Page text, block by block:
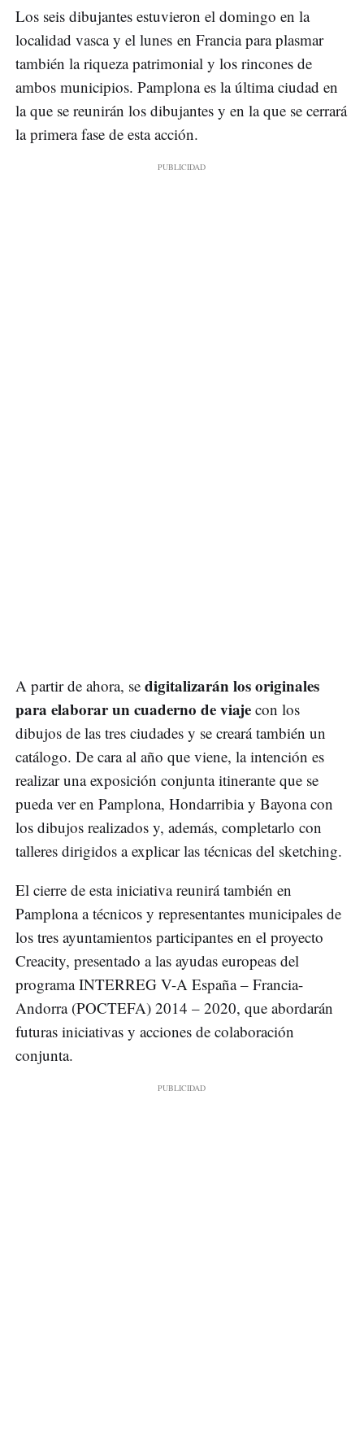
Los seis dibujantes estuvieron el domingo en la
localidad vasca y el lunes en Francia para plasmar
también la riqueza patrimonial y los rincones de
ambos municipios. Pamplona es la última ciudad en
la que se reunirán los dibujantes y en la que se cerrará
la primera fase de esta acción.
A partir de ahora, se digitalizarán los originales
para elaborar un cuaderno de viaje con los
dibujos de las tres ciudades y se creará también un
catálogo. De cara al año que viene, la intención es
realizar una exposición conjunta itinerante que se
pueda ver en Pamplona, Hondarribia y Bayona con
los dibujos realizados y, además, completarlo con
talleres dirigidos a explicar las técnicas del sketching.
El cierre de esta iniciativa reunirá también en
Pamplona a técnicos y representantes municipales de
los tres ayuntamientos participantes en el proyecto
Creacity, presentado a las ayudas europeas del
programa INTERREG V-A España – Francia-
Andorra (POCTEFA) 2014 – 2020, que abordarán
futuras iniciativas y acciones de colaboración
conjunta.